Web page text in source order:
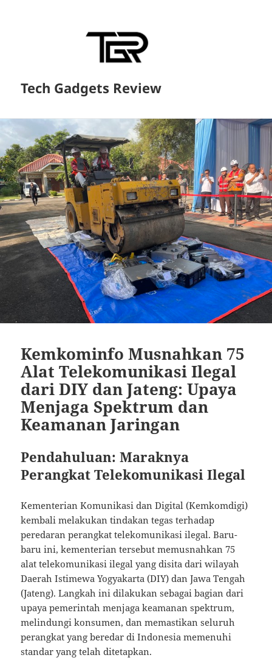
Tech Gadgets Review
Kemkominfo Musnahkan 75
Alat Telekomunikasi Ilegal
dari DIY dan Jateng: Upaya
Menjaga Spektrum dan
Keamanan Jaringan
Pendahuluan: Maraknya
Perangkat Telekomunikasi Ilegal
Kementerian Komunikasi dan Digital (Kemkomdigi)
kembali melakukan tindakan tegas terhadap
peredaran perangkat telekomunikasi ilegal. Baru-
baru ini, kementerian tersebut memusnahkan 75
alat telekomunikasi ilegal yang disita dari wilayah
Daerah Istimewa Yogyakarta (DIY) dan Jawa Tengah
(Jateng). Langkah ini dilakukan sebagai bagian dari
upaya pemerintah menjaga keamanan spektrum,
melindungi konsumen, dan memastikan seluruh
perangkat yang beredar di Indonesia memenuhi
standar yang telah ditetapkan.